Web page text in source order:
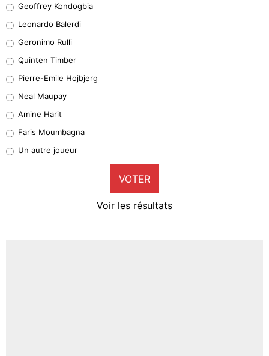
38%
32%
5%
1%
9%
Geoffrey Kondogbia
Leonardo Balerdi
Geronimo Rulli
Quinten Timber
Pierre-Emile Hojbjerg
Neal Maupay
Amine Harit
Faris Moumbagna
Un autre joueur
VOTER
Voir les résultats